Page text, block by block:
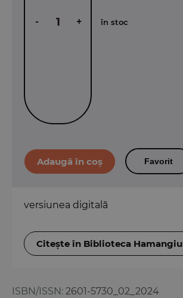
ISBN/ISSN: 2601-5730_02_2024
- + în stoc
Favorit
versiunea digitală
Citește în Biblioteca Hamangiu